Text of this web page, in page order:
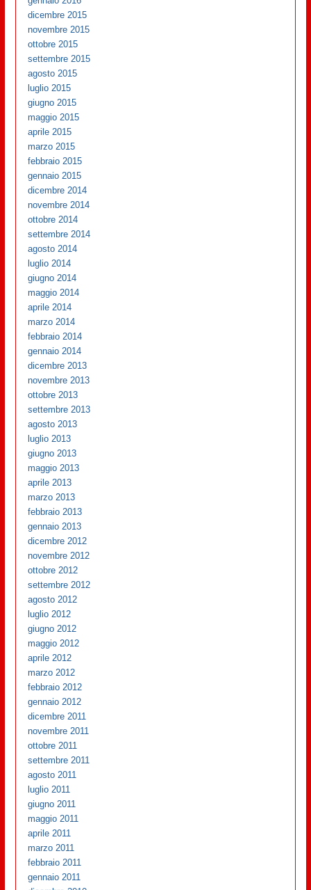
dicembre 2015
novembre 2015
ottobre 2015
settembre 2015
agosto 2015
luglio 2015
giugno 2015
maggio 2015
aprile 2015
marzo 2015
febbraio 2015
gennaio 2015
dicembre 2014
novembre 2014
ottobre 2014
settembre 2014
agosto 2014
luglio 2014
giugno 2014
maggio 2014
aprile 2014
marzo 2014
febbraio 2014
gennaio 2014
dicembre 2013
novembre 2013
ottobre 2013
settembre 2013
agosto 2013
luglio 2013
giugno 2013
maggio 2013
aprile 2013
marzo 2013
febbraio 2013
gennaio 2013
dicembre 2012
novembre 2012
ottobre 2012
settembre 2012
agosto 2012
luglio 2012
giugno 2012
maggio 2012
aprile 2012
marzo 2012
febbraio 2012
gennaio 2012
dicembre 2011
novembre 2011
ottobre 2011
settembre 2011
agosto 2011
luglio 2011
giugno 2011
maggio 2011
aprile 2011
marzo 2011
febbraio 2011
gennaio 2011